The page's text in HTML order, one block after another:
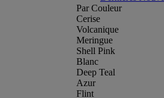
Par Couleur
Cerise
Volcanique
Meringue
Shell Pink
Blanc
Deep Teal
Azur
Flint